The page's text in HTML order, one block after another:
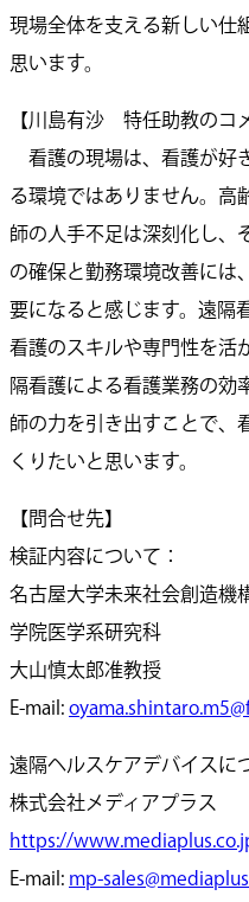
現場全体を支える新しい仕
思います。
【川島有沙 特任助教のコ
看護の現場は、看護が好
る環境ではありません。高
師の人手不足は深刻化し、
の確保と勤務環境改善には
要になると感じます。遠隔
看護のスキルや専門性を活
隔看護による看護業務の効
師の力を引き出すことで、
くりたいと思います。
【問合せ先】
検証内容について：
名古屋大学未来社会創造機
学院医学系研究科
大山慎太郎准教授
E-mail:
遠隔ヘルスケアデバイスに
株式会社メディアプラス
https://
E-mail: mp-